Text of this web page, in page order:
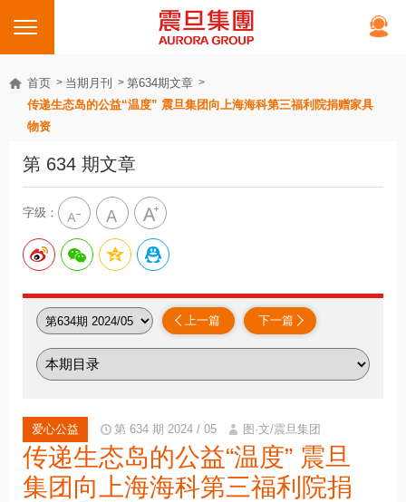
首页 当期月刊
第634期文章
传递生态岛的公益“温度” 震旦集团向上海海科第三福利院捐赠家具
物资
第 634 期文章
字级：
下一篇
上一篇
爱心公益 第 634 期 2024 / 05 图·文/震旦集团
传递生态岛的公益“温度” 震旦
集团向上海海科第三福利院捐